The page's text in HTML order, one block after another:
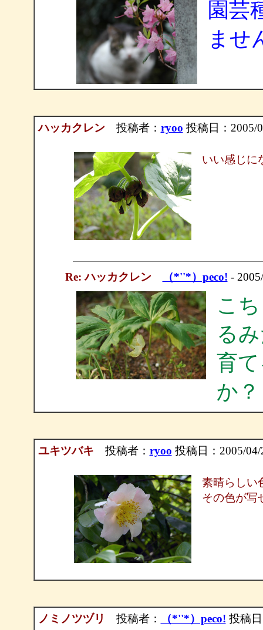
園芸
ませ
ハッカクレン 投稿者： ryoo 投稿日：2005/
いい感じに
Re: ハッカクレン （*''*）peco! -
こ
る
育
か？
ユキツバキ 投稿者： ryoo 投稿日：2005/
素晴らしい
その色が写
ノミノツヅリ 投稿者： （*''*）peco! 投稿